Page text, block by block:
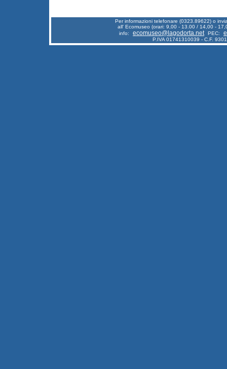
Per informazioni telefonare (0323.89622) o
all' Ecomuseo (orari: 9,00 - 13.00 / 14,00 -
info:
ecomuseo@lagodorta.net PEC:
P.IVA 01741310039 - C.F.